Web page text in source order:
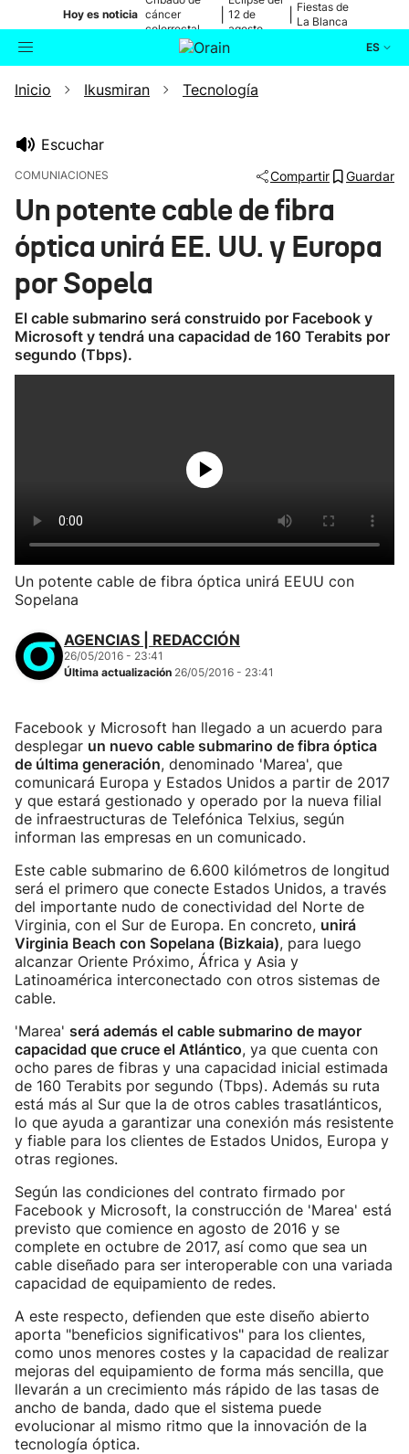
Hoy es noticia cáncer
colorrectal
12 de
agosto
Fiestas de
La Blanca
ES
Buscador Actualidad
Ikusmiran
Inicio Ikusmiran Tecnología
Escuchar
COMUNIACIONES Compartir Guardar
Un potente cable de fibra
óptica unirá EE. UU. y Europa
por Sopela
El cable submarino será construido por Facebook y
Microsoft y tendrá una capacidad de 160 Terabits por
segundo (Tbps).
Un potente cable de fibra óptica unirá EEUU con
Sopelana
AGENCIAS | REDACCIÓN
26/05/2016 - 23:41
Última actualización 26/05/2016 - 23:41
Facebook y Microsoft han llegado a un acuerdo para
desplegar un nuevo cable submarino de fibra óptica
de última generación, denominado 'Marea', que
comunicará Europa y Estados Unidos a partir de 2017
y que estará gestionado y operado por la nueva filial
de infraestructuras de Telefónica Telxius, según
informan las empresas en un comunicado.
Este cable submarino de 6.600 kilómetros de longitud
será el primero que conecte Estados Unidos, a través
del importante nudo de conectividad del Norte de
Virginia, con el Sur de Europa. En concreto, unirá
Virginia Beach con Sopelana (Bizkaia), para luego
alcanzar Oriente Próximo, África y Asia y
Latinoamérica interconectado con otros sistemas de
cable.
'Marea' será además el cable submarino de mayor
capacidad que cruce el Atlántico, ya que cuenta con
ocho pares de fibras y una capacidad inicial estimada
de 160 Terabits por segundo (Tbps). Además su ruta
está más al Sur que la de otros cables trasatlánticos,
lo que ayuda a garantizar una conexión más resistente
y fiable para los clientes de Estados Unidos, Europa y
otras regiones.
Según las condiciones del contrato firmado por
Facebook y Microsoft, la construcción de 'Marea' está
previsto que comience en agosto de 2016 y se
complete en octubre de 2017, así como que sea un
cable diseñado para ser interoperable con una variada
capacidad de equipamiento de redes.
A este respecto, defienden que este diseño abierto
aporta "beneficios significativos" para los clientes,
como unos menores costes y la capacidad de realizar
mejoras del equipamiento de forma más sencilla, que
llevarán a un crecimiento más rápido de las tasas de
ancho de banda, dado que el sistema puede
evolucionar al mismo ritmo que la innovación de la
tecnología óptica.